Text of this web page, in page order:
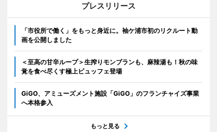
プレスリリース
「市役所で働く」をもっと身近に。袖ケ浦市初のリクルート動
画を公開しました
＜至高の甘辛ループ＞生搾りモンブランも、麻辣湯も！秋の味
覚を食べ尽くす極上ビュッフェ登場
GiGO、アミューズメント施設「GiGO」のフランチャイズ事業
へ本格参入
もっと見る